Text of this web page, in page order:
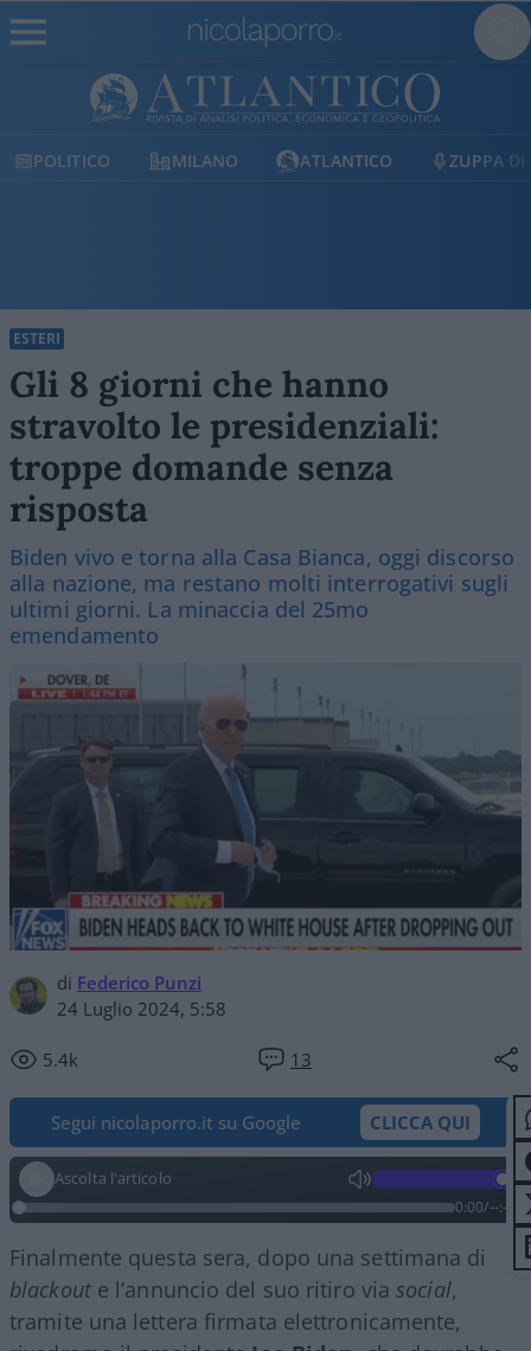
MILANO ATLANTICO ZUPPA DI PORRO
ESTERI
Gli 8 giorni che hanno
stravolto le presidenziali:
troppe domande senza
risposta
Biden vivo e torna alla Casa Bianca, oggi discorso
alla nazione, ma restano molti interrogativi sugli
ultimi giorni. La minaccia del 25mo
emendamento
di Federico Punzi
24 Luglio 2024, 5:58
5.4k 13
Segui nicolaporro.it su Google CLICCA QUI
Ascolta l'articolo
0:00/--:--
Finalmente questa sera, dopo una settimana di
blackoute l’annuncio del suo ritiro viasocial,
tramite una lettera firmata elettronicamente,